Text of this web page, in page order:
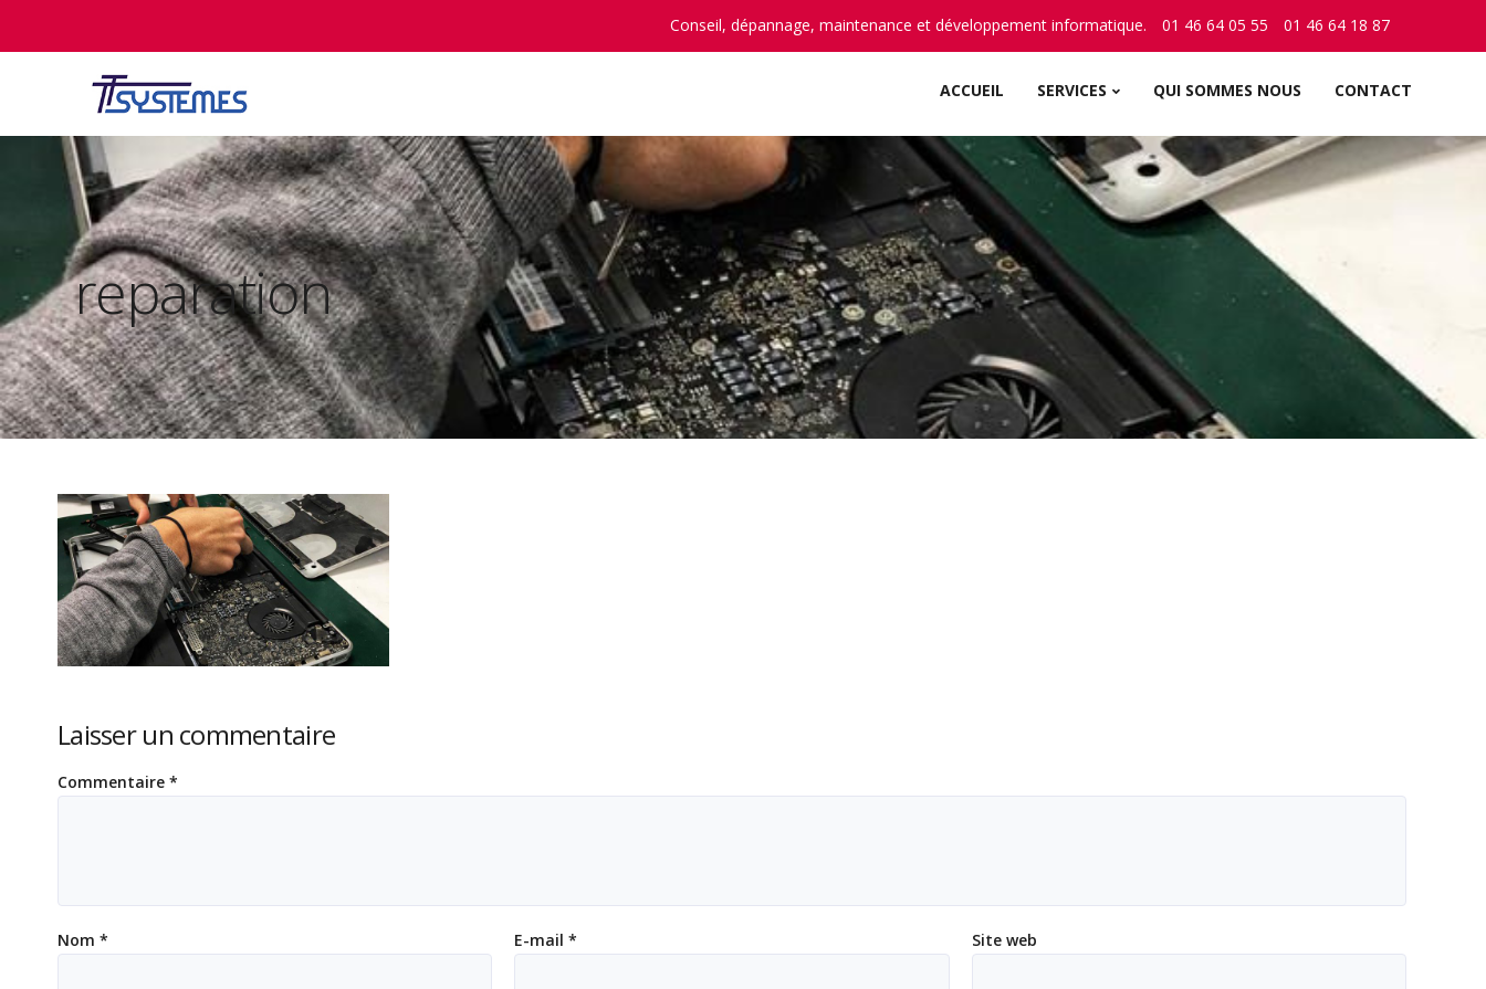
Conseil, dépannage, maintenance et développement informatique. 01 46 64 05 55 01 46 64 18 87
ACCUEIL SERVICES QUI SOMMES NOUS CONTACT
reparation
Laisser un commentaire
Commentaire *
Nom * E-mail* Site web